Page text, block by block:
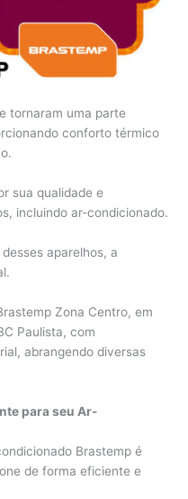
tornaram uma parte
conforto térmico
sua qualidade e
incluindo ar-condicionado.
aparelhos, a
Zona Centro, em
Paulista, com
abrangendo diversas
para seu Ar-
Brastemp é
de forma eficiente e